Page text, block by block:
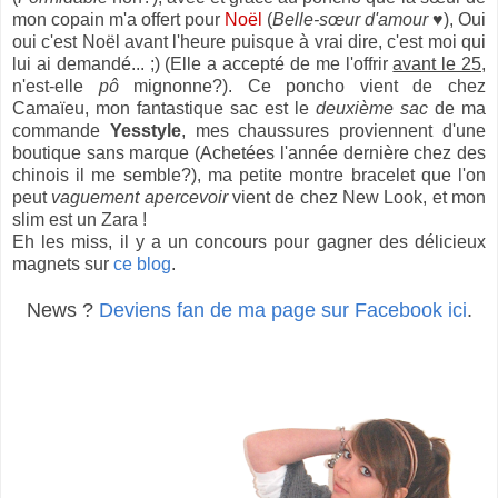
mon copain m'a offert pour Noël (Belle-sœur d'amour♥), Oui
oui c'est Noël avant l'heure puisque à vrai dire, c'est moi qui
lui ai demandé... ;) (Elle a accepté de me l'offriravant le 25,
n'est-elle pômignonne?). Ce poncho vient de chez
Camaïeu, mon fantastique sac est le deuxième sac de ma
commande Yesstyle, mes chaussures proviennent d'une
boutique sans marque (Achetées l'année dernière chez des
chinois il me semble?), ma petite montre bracelet que l'on
peut vaguement apercevoirvient de chez New Look, et mon
slim est un Zara !
Eh les miss, il y a un concours pour gagner des délicieux
magnets sur ce blog.
News ? Deviens fan de ma page sur Facebook ici.